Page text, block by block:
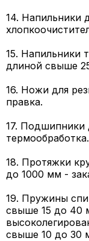
14. Напильники
15. Напильники
длиной свыше
16. Ножи для
правка.
17.
термообработка.
18. Протяжки
до 1000 мм -
19. Пружины
свыше 15 до 40
свыше 10 до 30